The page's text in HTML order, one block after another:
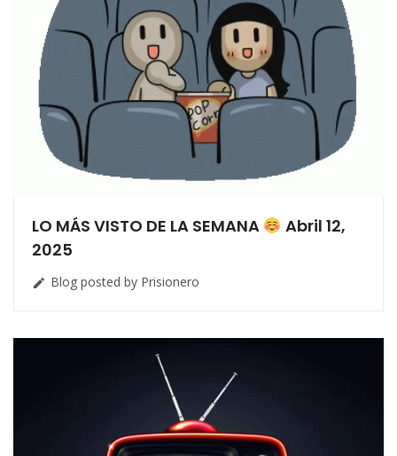
LO MÁS VISTO DE LA SEMANA
Abril 12,
2025
 Blog posted by Prisionero